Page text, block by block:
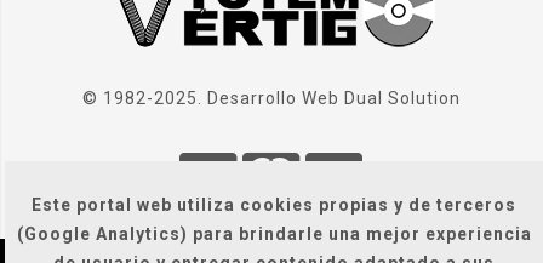
Este portal web utiliza cookies propias y de terceros
(Google Analytics) para brindarle una mejor experiencia
© 1982-2025. Desarrollo Web Dual Solution